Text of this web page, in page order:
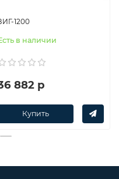
1200
в наличии
882 р
Купить